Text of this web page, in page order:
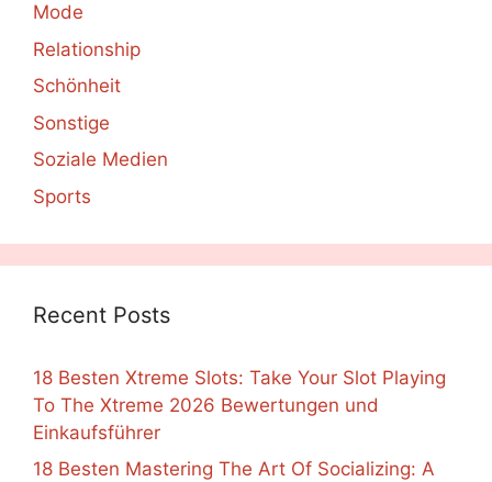
Mode
Relationship
Schönheit
Sonstige
Soziale Medien
Sports
Recent Posts
18 Besten Xtreme Slots: Take Your Slot Playing
To The Xtreme 2026 Bewertungen und
Einkaufsführer
18 Besten Mastering The Art Of Socializing: A